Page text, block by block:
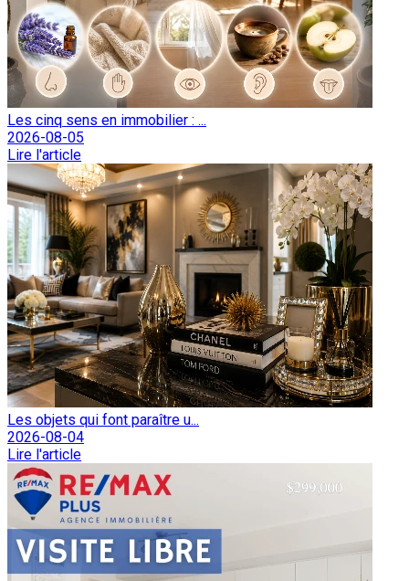
Les cinq sens en immobilier : ...
2026-08-05
Lire l'article
Les objets qui font paraître u...
2026-08-04
Lire l'article